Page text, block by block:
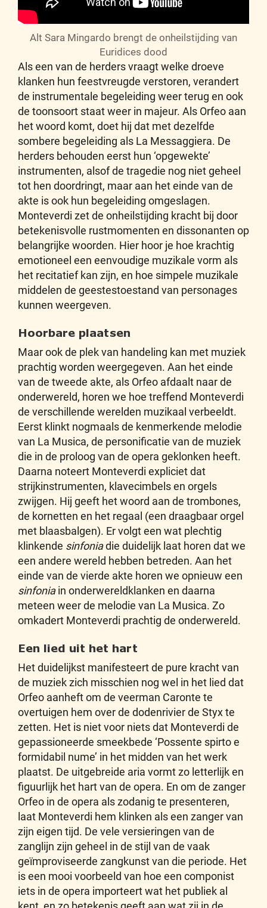
Alt Sara Mingardo brengt de onheilstijding van
Euridices dood
Als een van de herders vraagt welke droeve
klanken hun feestvreugde verstoren, verandert
de instrumentale begeleiding weer terug en ook
de toonsoort staat weer in majeur. Als Orfeo aan
het woord komt, doet hij dat met dezelfde
sombere begeleiding als La Messaggiera. De
herders behouden eerst hun ‘opgewekte’
instrumenten, alsof de tragedie nog niet geheel
tot hen doordringt, maar aan het einde van de
akte is ook hun begeleiding omgeslagen.
Monteverdi zet de onheilstijding kracht bij door
betekenisvolle rustmomenten en dissonanten op
belangrijke woorden. Hier hoor je hoe krachtig
emotioneel een eenvoudige muzikale vorm als
het recitatief kan zijn, en hoe simpele muzikale
middelen de geestestoestand van personages
kunnen weergeven.
Hoorbare plaatsen
Maar ook de plek van handeling kan met muziek
prachtig worden weergegeven. Aan het einde
van de tweede akte, als Orfeo afdaalt naar de
onderwereld, horen we hoe treffend Monteverdi
de verschillende werelden muzikaal verbeeldt.
Eerst klinkt nogmaals de kenmerkende melodie
van La Musica, de personificatie van de muziek
die in de proloog van de opera geklonken heeft.
Daarna noteert Monteverdi expliciet dat
strijkinstrumenten, klavecimbels en orgels
zwijgen. Hij geeft het woord aan de trombones,
de kornetten en het regaal (een draagbaar orgel
met blaasbalgen). Er volgt een wat plechtig
klinkende sinfoniadie duidelijk laat horen dat we
een andere wereld hebben betreden. Aan het
einde van de vierde akte horen we opnieuw een
sinfoniain onderwereldklanken en daarna
meteen weer de melodie van La Musica. Zo
omkadert Monteverdi prachtig de onderwereld.
Een lied uit het hart
Het duidelijkst manifesteert de pure kracht van
de muziek zich misschien nog wel in het lied dat
Orfeo aanheft om de veerman Caronte te
overtuigen hem over de dodenrivier de Styx te
zetten. Het is niet voor niets dat Monteverdi de
gepassioneerde smeekbede ‘Possente spirto e
formidabil nume’ in het midden van het werk
plaatst. De uitgebreide aria vormt zo letterlijk en
figuurlijk het hart van de opera. En om de zanger
Orfeo in de opera als zodanig te presenteren,
laat Monteverdi hem klinken als een zanger van
zijn eigen tijd. De vele versieringen van de
zanglijn zijn geheel in de stijl van de vaak
geïmproviseerde zangkunst van die periode. Het
is een mooi voorbeeld van hoe een componist
iets in de opera importeert wat het publiek al